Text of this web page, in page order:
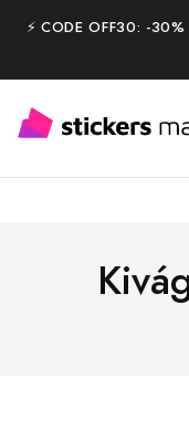
⚡️ CODE OFF30: -